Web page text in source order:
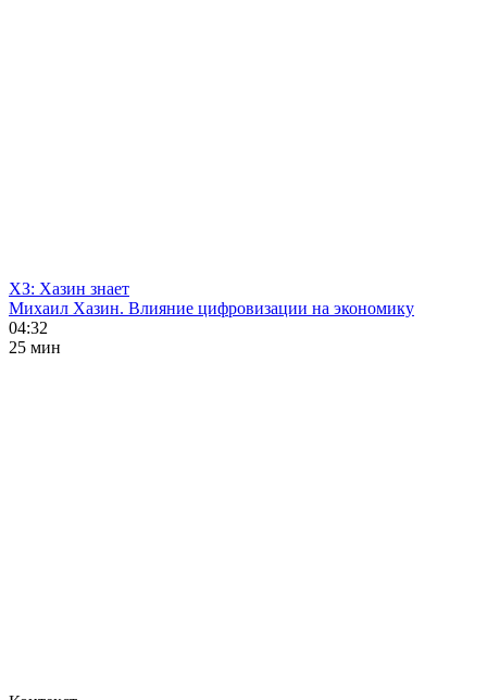
ХЗ: Хазин знает
Михаил Хазин. Влияние цифровизации на экономику
04:32
25 мин